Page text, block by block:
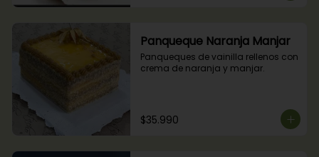
Panqueque Naranja Manjar
Panqueques de vainilla rellenos con
crema de naranja y manjar.
$35.990